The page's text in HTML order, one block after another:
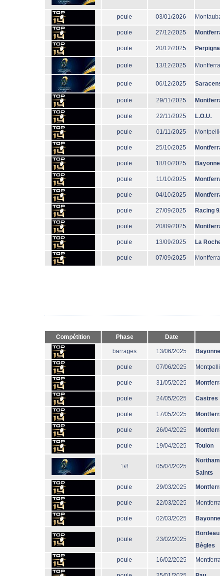
poule 03/01/2026
poule 27/12/2025
poule 20/12/2025
poule 13/12/2025
poule 06/12/2025
poule 29/11/2025
poule 22/11/2025 L.O.U.
poule 01/11/2025
poule 25/10/2025
poule 18/10/2025 Bayonne
poule 11/10/2025
poule 04/10/2025
poule 27/09/2025 Racing
poule 20/09/2025
poule 13/09/2025 La
poule 07/09/2025
Compétition Phase Date
barrages 13/06/2025 Bayonne
poule 07/06/2025
poule 31/05/2025
poule 24/05/2025 Castres
poule 17/05/2025
poule 26/04/2025
poule 19/04/2025 Toulon
1/8 05/04/2025
Saints
poule 29/03/2025
poule 22/03/2025
poule 02/03/2025 Bayonne
poule 23/02/2025
Bègles
poule 16/02/2025